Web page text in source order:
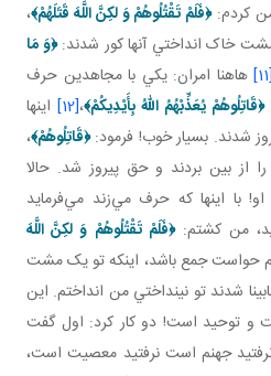
کردم:﴿فَلَمْ تَقْتُلُوهُمْ وَ لكِنَّ اللَّهَ قَتَلَهُمْ﴾،
خاک انداختي آنها کور شدند:﴿وَ مَا
[11]
هاهنا امران: يکي با مجاهدين حرف
﴿قَاتِلُوهُمْ يُعَذِّبْهُمُ اللّهُ بِأَيْدِيكُمْ﴾،[12]
اينها
شدند. بسيار خوب! فرمود:﴿قَاتِلُوهُمْ﴾،
را از بين بردند و حق پيروز شد. حالا
با اينها که حرف مي‌زند مي‌فرمايد
من کشتم:﴿فَلَمْ تَقْتُلُوهُمْ وَ لكِنَّ اللَّهَ
حواست جمع باشد، اينکه تو يک مشت
شدند تو نينداختي من انداختم. اين
توحيد است! دو کار کرد: اول گفت
جهنم است نرفتيد معصيت است،